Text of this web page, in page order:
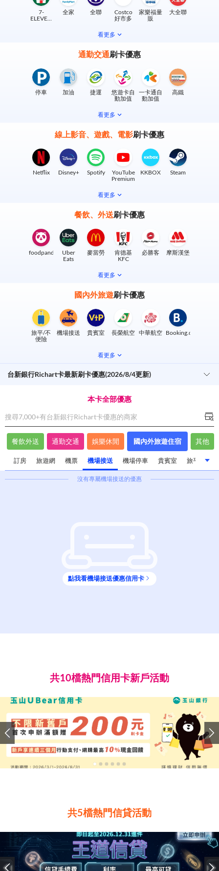
7-
ELEVEN
全家 全聯
Costco
好市多
家樂福量
販
大全聯
看更多
通勤交通刷卡優惠
停車 加油 捷運
悠遊卡自
動加值
一卡通自
動加值
高鐵
看更多
線上影音、遊戲、電影刷卡優惠
Netflix Disney+ Spotify
YouTube
Premium
KKBOX Steam
看更多
餐飲、外送刷卡優惠
foodpanda
Uber
Eats
麥當勞
肯德基
KFC
必勝客 摩斯漢堡
看更多
國內外旅遊刷卡優惠
旅平/不
便險
機場接送 貴賓室 長榮航空 中華航空 Booking.com
看更多
台新銀行Richart卡最新刷卡優惠(2026/8/4更新)
本卡全部優惠
搜尋7,000+有台新銀行Richart卡優惠的商家
餐飲外送 通勤交通 娛樂休閒 國內外旅遊住宿 其他
國內外旅遊 訂房 旅遊網
訂房 旅遊網 機票 機場接送 機場停車 貴賓室 旅平/不便
沒有專屬機場接送的優惠
點我看機場接送優惠信用卡
共10檔熱門信用卡新戶活動
共5檔熱門信貸活動